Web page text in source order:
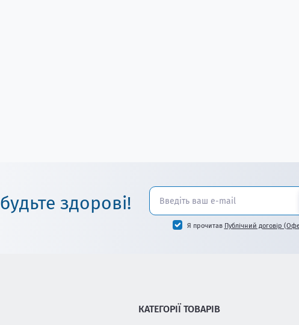
здорові!
Я прочитав Публічний договір
КАТЕГОРІЇ ТОВАРІВ